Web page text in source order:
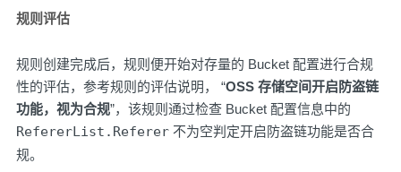
规则评估
规则创建完成后，规则便开始对存量的 Bucket 配置进行合规
性的评估，参考规则的评估说明， “OSS 存储空间开启防盗链
功能，视为合规”，该规则通过检查 Bucket 配置信息中的
RefererList.Referer 不为空判定开启防盗链功能是否合
规。